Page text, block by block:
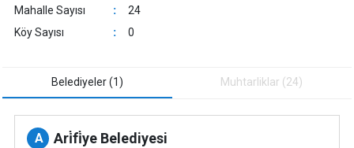
Karasu
Kaynarca
Mahalle Sayısı
:
24
Köy Sayısı
: 0
Belediyeler (1) Muhtarliklar (24)
A Ari̇fi̇ye Belediyesi